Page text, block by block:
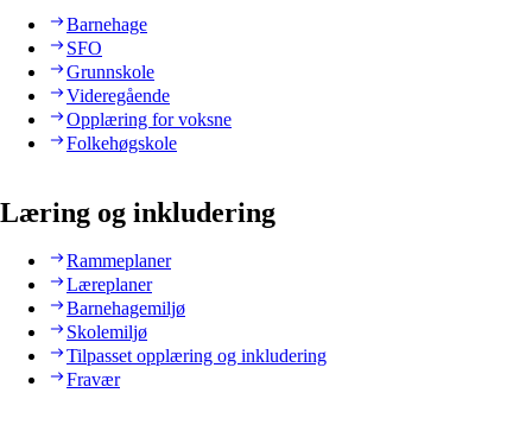
Barnehage
SFO
Grunnskole
Videregående
Opplæring for voksne
Folkehøgskole
Læring og inkludering
Rammeplaner
Læreplaner
Barnehagemiljø
Skolemiljø
Tilpasset opplæring og inkludering
Fravær